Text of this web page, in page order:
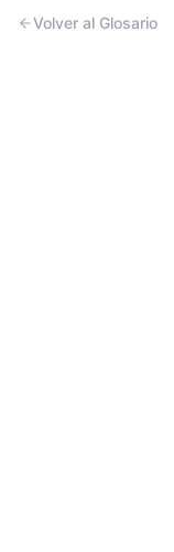
Volver al Glosario